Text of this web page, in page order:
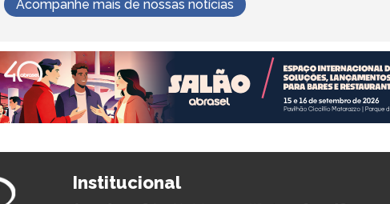
Acompanhe mais de nossas notícias
Institucional